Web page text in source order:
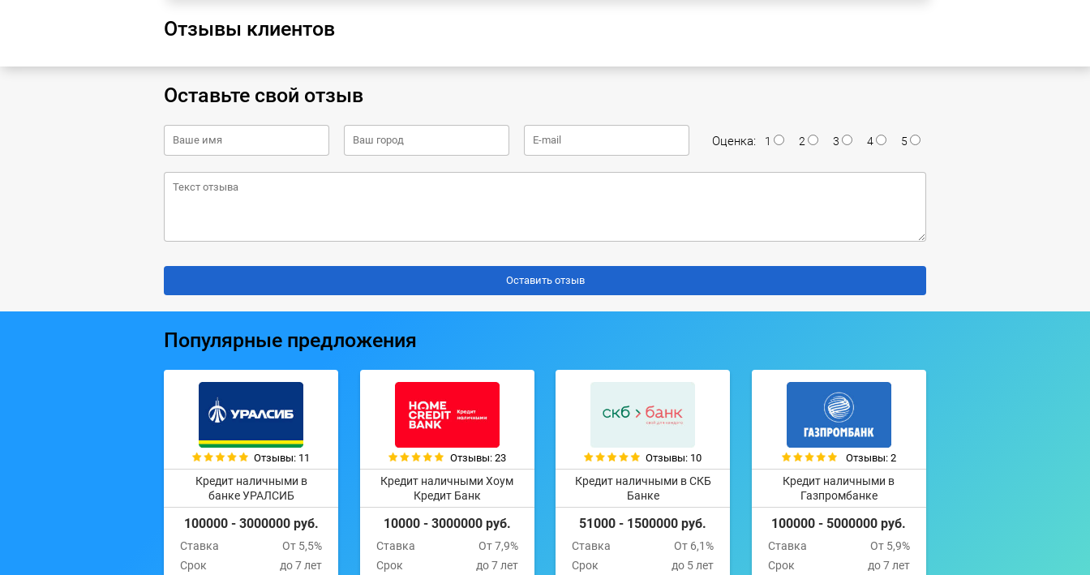
Отзывы клиентов
Оставьте свой отзыв
Оценка: 1 2 3 4 5
Популярные предложения
Отзывы: 11
Кредит наличными в
банке УРАЛСИБ
100000 - 3000000 руб.
Ставка
От 5,5%
Срок
до 7 лет
Отзывы: 23
Кредит наличными Хоум
Кредит Банк
10000 - 3000000 руб.
Ставка
От 7,9%
Срок
до 7 лет
Отзывы: 10
Кредит наличными в СКБ
Банке
51000 - 1500000 руб.
Ставка
От 6,1%
Срок
до 5 лет
Отзывы: 2
Кредит наличными в
Газпромбанке
100000 - 5000000 руб.
Ставка
От 5,9%
Срок
до 7 лет